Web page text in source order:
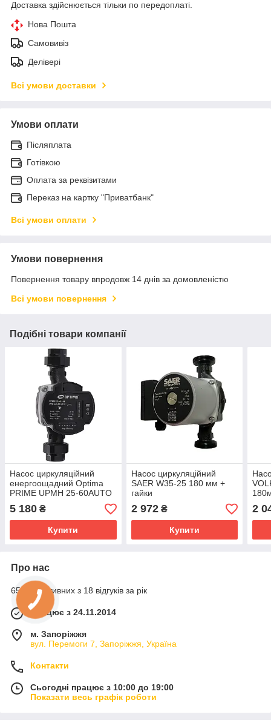
Доставка здійснюється тільки по передоплаті.
Нова Пошта
Самовивіз
Делівері
Всі умови доставки
Умови оплати
Післяплата
Готівкою
Оплата за реквізитами
Переказ на картку "Приватбанк"
Всі умови оплати
Умови повернення
Повернення товару впродовж 14 днів за домовленістю
Всі умови повернення
Подібні товари компанії
Насос циркуляційний
енергоощадний Optima
PRIME UPMH 25-60AUTO
180мм + гайки
5 180 ₴
Купити
Насос циркуляційний
SAER W35-25 180 мм +
гайки
2 972₴
Купити
2
Про нас
65% позитивних з 18 відгуків за рік
Працює з 24.11.2014
м. Запоріжжя
вул. Перемоги 7, Запоріжжя, Україна
Контакти
Сьогодні працює з 10:00 до 19:00
Показати весь графік роботи